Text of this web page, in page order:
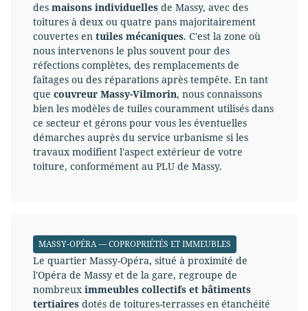
des maisons individuelles de Massy, avec des
toitures à deux ou quatre pans majoritairement
couvertes en tuiles mécaniques. C'est la zone où
nous intervenons le plus souvent pour des
réfections complètes, des remplacements de
faîtages ou des réparations après tempête. En tant
que couvreur Massy-Vilmorin, nous connaissons
bien les modèles de tuiles couramment utilisés dans
ce secteur et gérons pour vous les éventuelles
démarches auprès du service urbanisme si les
travaux modifient l'aspect extérieur de votre
toiture, conformément au PLU de Massy.
MASSY-OPÉRA — COPROPRIÉTÉS ET IMMEUBLES
Le quartier Massy-Opéra, situé à proximité de
l'Opéra de Massy et de la gare, regroupe de
nombreux immeubles collectifs et bâtiments
tertiaires dotés de toitures-terrasses en étanchéité